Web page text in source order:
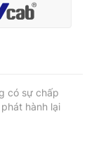
có sự chấp
hành lại